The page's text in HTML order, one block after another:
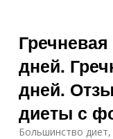
дней.
дней.
диеты с
Большинство